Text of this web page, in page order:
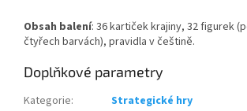
Obsah balení: 36 kartiček krajiny, 32 figurek
čtyřech barvách), pravidla v češtině.
Doplňkové parametry
Kategorie:
Strategické hry